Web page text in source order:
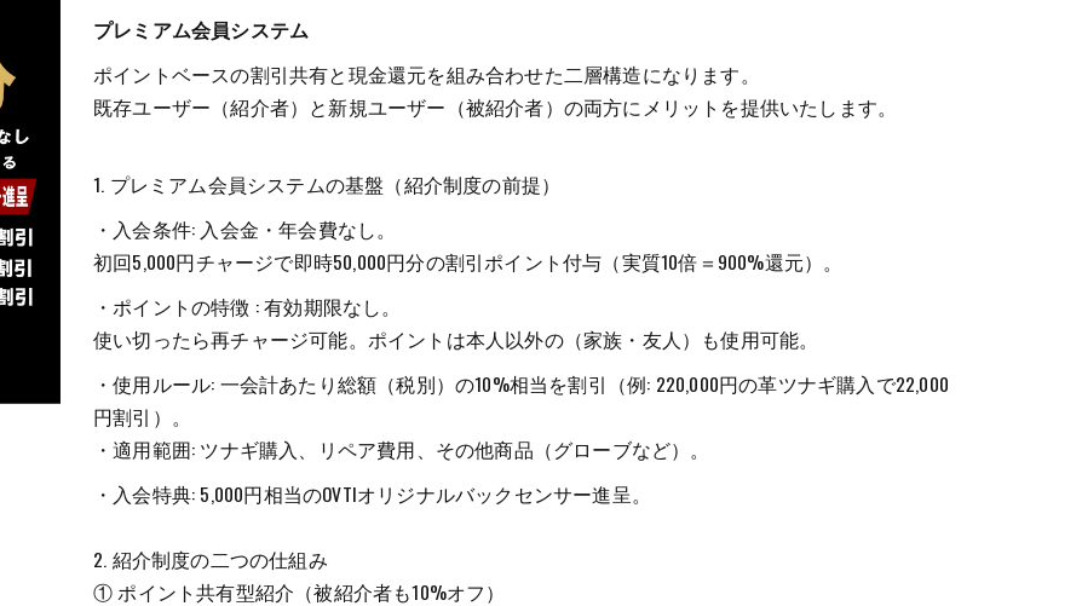
プレミアム会員システム
ポイントベースの割引共有と現金還元を組み合わせた二層構造になります。
既存ユーザー（紹介者）と新規ユーザー（被紹介者）の両方にメリットを提供いたします。
1. プレミアム会員システムの基盤（紹介制度の前提）
・入会条件: 入会金・年会費なし。
初回5,000円チャージで即時50,000円分の割引ポイント付与（実質10倍＝900%還元）。
・ポイントの特徴 : 有効期限なし。
使い切ったら再チャージ可能。ポイントは本人以外の（家族・友人）も使用可能。
・使用ルール: 一会計あたり総額（税別）の10%相当を割引（例: 220,000円の革ツナギ購入で22,000
円割引）。
・適用範囲: ツナギ購入、リペア費用、その他商品（グローブなど）。
・入会特典: 5,000円相当のOVTIオリジナルバックセンサー進呈。
2. 紹介制度の二つの仕組み
① ポイント共有型紹介（被紹介者も10%オフ）